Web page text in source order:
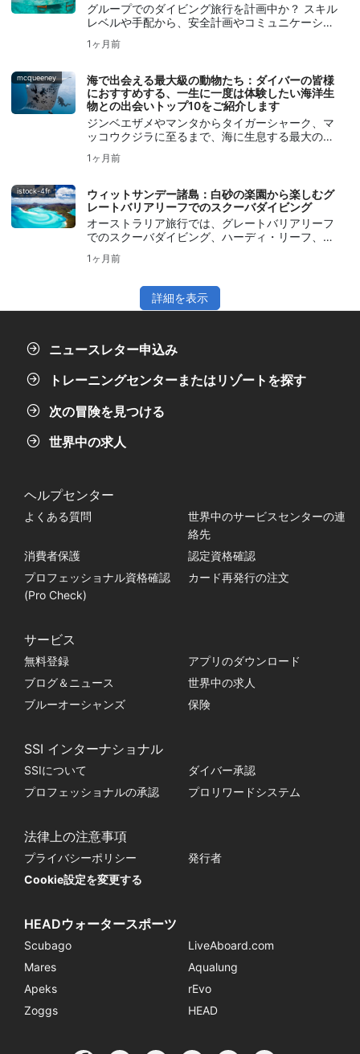
グループでのダイビング旅行を計画中か？ スキル
レベルや手配から、安全計画やコミュニケーショ
ンに至るまで、認定ダイバーが考慮すべき点につ
いて学ぼう。
1ヶ月前
mcqueeney
海で出会える最大級の動物たち：ダイバーの皆様
におすすめする、一生に一度は体験したい海洋生
物との出会いトップ10をご紹介します
ジンベエザメやマンタからタイガーシャーク、マ
ッコウクジラに至るまで、海に生息する最大の生
と触れ合うためのヒントを提供する。
1ヶ月前
istock-4fr
ウィットサンデー諸島：白砂の楽園から楽しむグ
レートバリアリーフでのスクーバダイビング
オーストラリア旅行では、グレートバリアリーフ
でのスクーバダイビング、ハーディ・リーフ、SS
ン、そしてSSIコースを通じて、ウィットサンデ
1ヶ月前
詳細を表示
ニュースレター申込み
トレーニングセンターまたはリゾートを探す
次の冒険を見つける
世界中の求人
ヘルプセンター
よくある質問
世界中のサービスセンターの連
絡先
消費者保護
認定資格確認
プロフェッショナル資格確認
(Pro Check)
カード再発行の注文
サービス
無料登録
アプリのダウンロード
ブログ＆ニュース
世界中の求人
ブルーオーシャンズ
保険
SSI インターナショナル
SSIについて
ダイバー承認
プロフェッショナルの承認
プロリワードシステム
法律上の注意事項
プライバシーポリシー
発行者
Cookie設定を変更する
HEADウォータースポーツ
Scubago
LiveAboard.com
Mares
Aqualung
Apeks
rEvo
Zoggs
HEAD